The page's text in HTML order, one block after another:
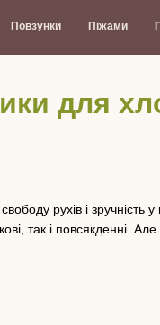
Повзунки Піжами
для
рухів і
так і повсякденні.